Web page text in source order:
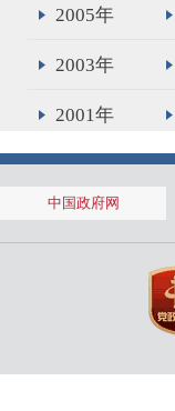
2005年
2003年
2001年
1999年
中国政府网